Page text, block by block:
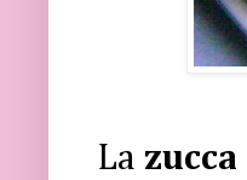
La zucca